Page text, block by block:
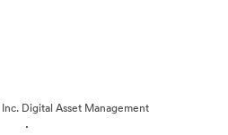
Digital Asset Management
·